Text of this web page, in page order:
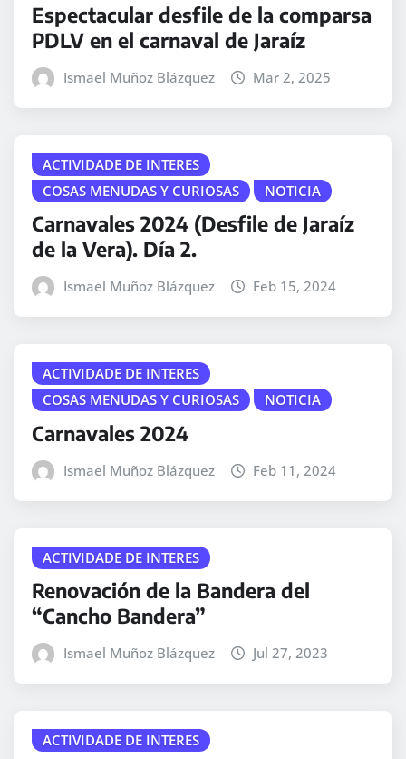
Espectacular desfile de la comparsa
PDLV en el carnaval de Jaraíz
Ismael Muñoz Blázquez Mar 2, 2025
ACTIVIDADE DE INTERES
COSAS MENUDAS Y CURIOSAS
NOTICIA
Carnavales 2024 (Desfile de Jaraíz
de la Vera). Día 2.
Ismael Muñoz Blázquez Feb 15, 2024
ACTIVIDADE DE INTERES
COSAS MENUDAS Y CURIOSAS
NOTICIA
Carnavales 2024
Ismael Muñoz Blázquez Feb 11, 2024
ACTIVIDADE DE INTERES
Renovación de la Bandera del
“Cancho Bandera”
Ismael Muñoz Blázquez Jul 27, 2023
ACTIVIDADE DE INTERES